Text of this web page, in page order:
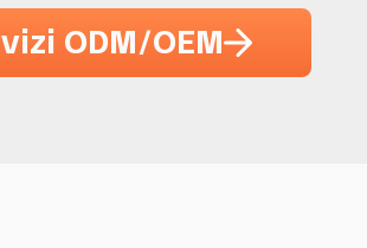
ODM/OEM